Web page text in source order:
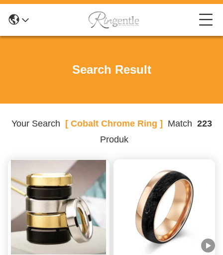
Search Result
Your Search [ Cobalt Chrome Ring ] Match 223
Produk